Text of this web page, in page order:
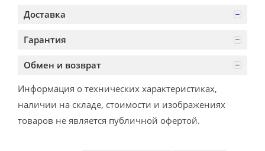
Доставка
Гарантия
Обмен и возврат
Информация о технических характеристиках,
наличии на складе, стоимости и изображениях
товаров не является публичной офертой.